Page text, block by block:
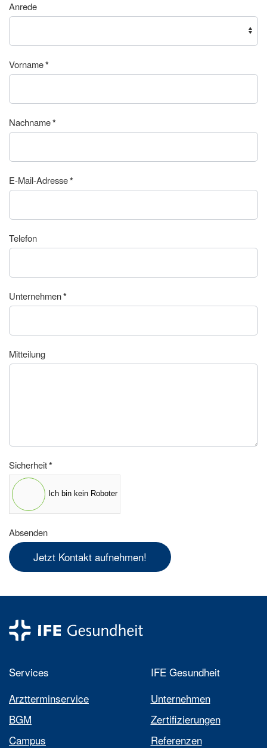
Anrede
Vorname*
Nachname*
E-Mail-Adresse*
Telefon
Unternehmen*
Mitteilung
Sicherheit*
Ich bin kein Roboter
Absenden
Jetzt Kontakt aufnehmen!
Services
Arztterminservice
BGM
Campus
IFE Gesundheit
Unternehmen
Zertifizierungen
Referenzen